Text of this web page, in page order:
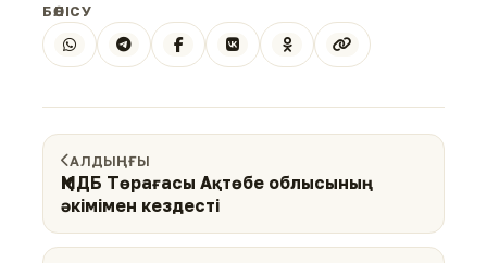
БӨЛІСУ
АЛДЫҢҒЫ
ҚМДБ Төрағасы Ақтөбе облысының
әкімімен кездесті